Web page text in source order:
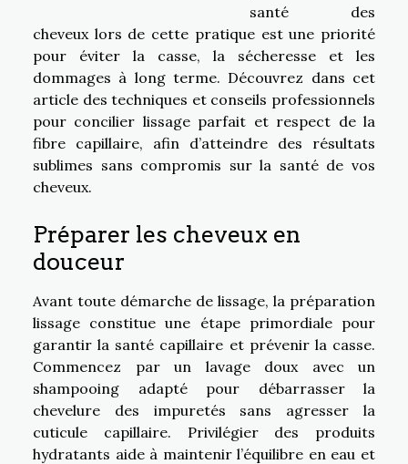
santé des
cheveux lors de cette pratique est une priorité
pour éviter la casse, la sécheresse et les
dommages à long terme. Découvrez dans cet
article des techniques et conseils professionnels
pour concilier lissage parfait et respect de la
fibre capillaire, afin d’atteindre des résultats
sublimes sans compromis sur la santé de vos
cheveux.
Préparer les cheveux en
douceur
Avant toute démarche de lissage, la préparation
lissage constitue une étape primordiale pour
garantir la santé capillaire et prévenir la casse.
Commencez par un lavage doux avec un
shampooing adapté pour débarrasser la
chevelure des impuretés sans agresser la
cuticule capillaire. Privilégier des produits
hydratants aide à maintenir l’équilibre en eau et